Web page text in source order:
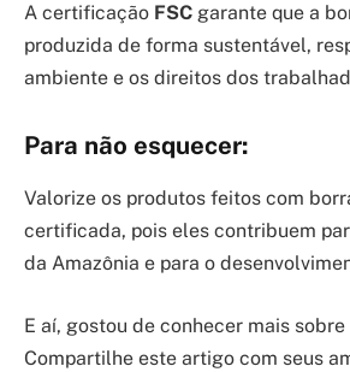
A certificação FSC garante que a
produzida de forma sustentável,
ambiente e os direitos dos
Para não esquecer:
Valorize os produtos feitos com
certificada, pois eles contribuem
da Amazônia e para o
E aí, gostou de conhecer mais
Compartilhe este artigo com seus